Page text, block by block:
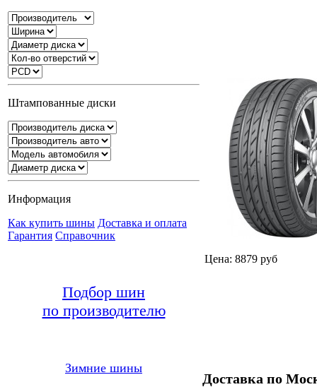
Штампованные диски
Информация
Как купить шины Доставка и оплата
Гарантия Справочник
Подбор шин
по производителю
Зимние шины
Цена: 8879 руб
Доставка по